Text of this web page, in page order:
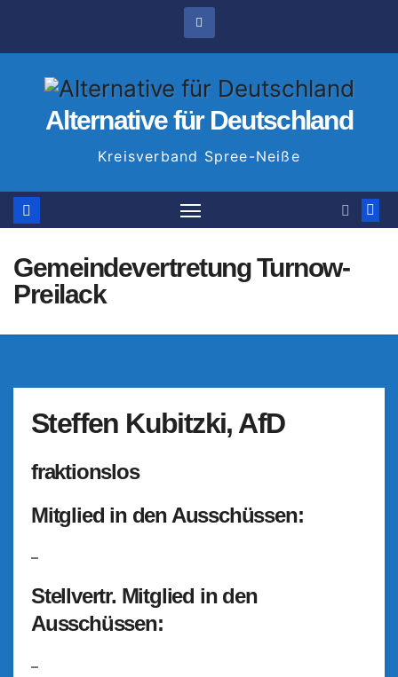
Alternative für Deutschland
Kreisverband Spree-Neiße
Gemeindevertretung Turnow-
Preilack
Steffen Kubitzki, AfD
fraktionslos
Mitglied in den Ausschüssen:
–
Stellvertr. Mitglied in den
Ausschüssen:
–